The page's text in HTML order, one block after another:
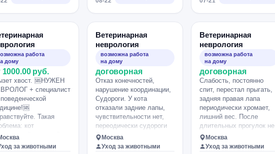
снижена,
Мочеиспускание/
дефекация -
выписали Преднизолон -
0.13мл в/м - 5 дней.
Сможет ли тут что-то
сделать остеопат?
Сколько нужно будет
сеансов? Нужно ли
давать Преднизолон?.
работа
дому
1000.00 руб.
хвост. 🆘НУЖЕН
+ специалист
Такая
кот
сервал 2г
мес. Кастрат. Вес 11
за животными
Ветеринарная
неврология
возможна работа
на дому
договорная
Отказ конечностей,
нарушение координации,
Судороги. У кота
отказали задние лапы,
чувствительности нет,
переодически судороги
Рассматриваем приезд
врача на дом, можем
Москва
Уход за животными
Ветеринарная
неврология
возможна работа
на дому
договорная
Слабость, постоянно
спит, перестал прыгать,
задняя правая лапа
периодически хромает,
лишний вес. После
длительных прогулок не
может встать на лапы
несколько часов.
Москва
Уход за животными